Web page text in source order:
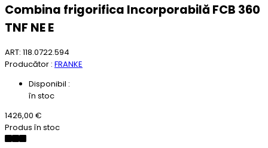
Combina frigorifica Incorporabilă FCB 360
TNF NE E
ART: 118.0722.594
Producător : FRANKE
Disponibil :
în stoc
1426,00 €
Produs în stoc